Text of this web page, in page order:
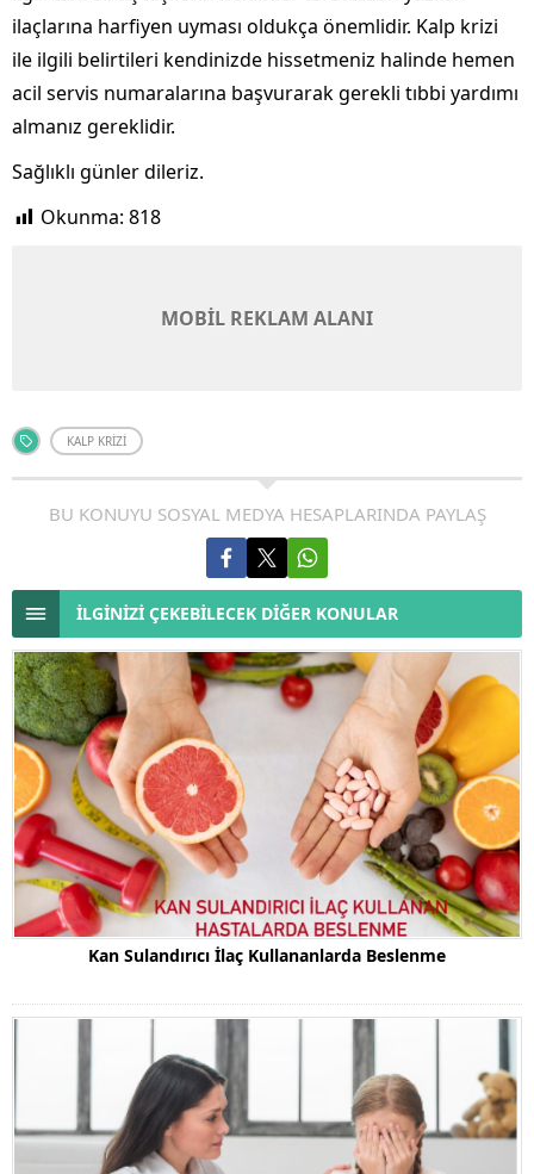
ilaçlarına harfiyen uyması oldukça önemlidir. Kalp krizi
ile ilgili belirtileri kendinizde hissetmeniz halinde hemen
acil servis numaralarına başvurarak gerekli tıbbi yardımı
almanız gereklidir.
Sağlıklı günler dileriz.
Okunma: 818
MOBİL REKLAM ALANI
KALP KRIZI
BU KONUYU SOSYAL MEDYA HESAPLARINDA PAYLAŞ
İLGİNİZİ ÇEKEBİLECEK DİĞER KONULAR
Kan Sulandırıcı İlaç Kullananlarda Beslenme